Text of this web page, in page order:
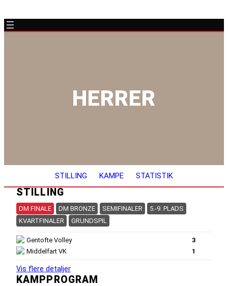
HERRER
STILLING KAMPE STATISTIK
STILLING
DM FINALE DM BRONZE SEMIFINALER
5.-9. PLADS
KVARTFINALER
GRUNDSPIL
Gentofte Volley
Middelfart VK
3
1
Vis flere detaljer
KAMPPROGRAM